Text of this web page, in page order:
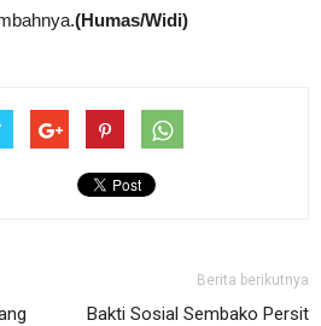
(Humas/Widi)
Berita berikutnya
Bakti Sosial Sembako Persit